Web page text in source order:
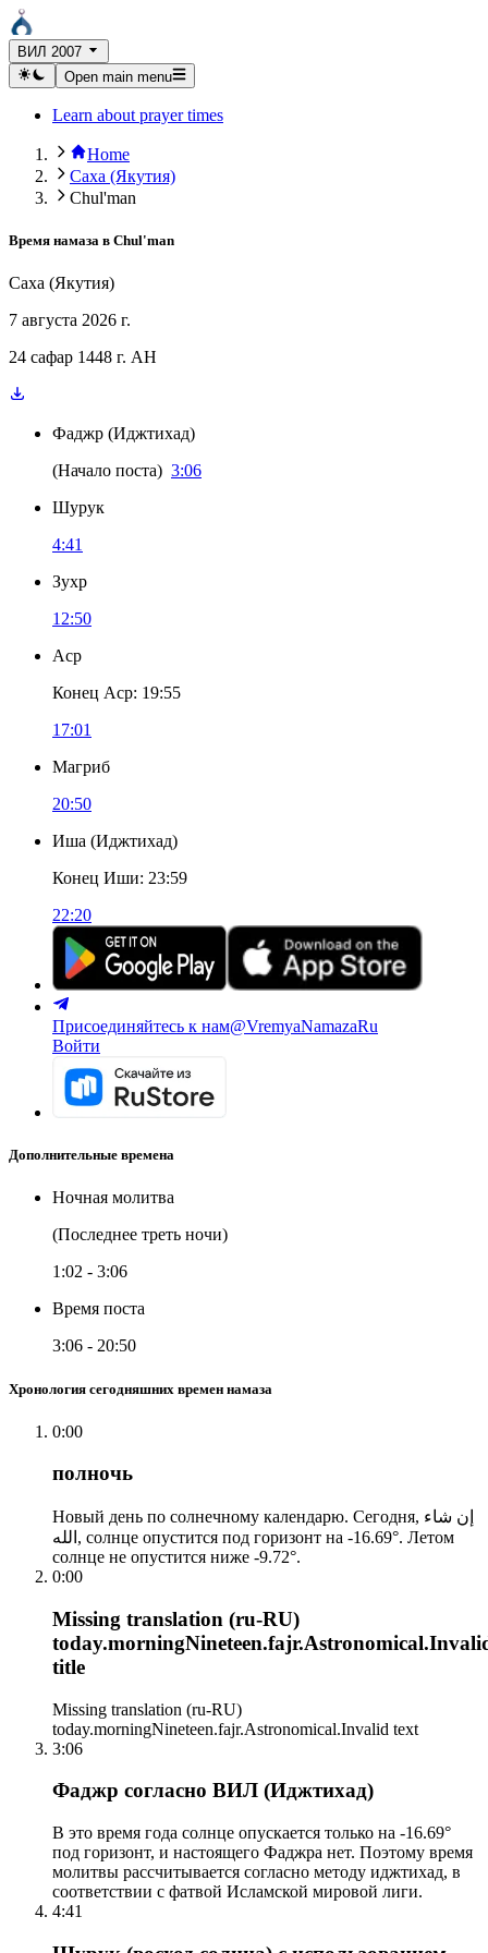
ВИЛ 2007
Open main menu
Learn about prayer times
Home
Саха (Якутия)
Chul'man
Время намаза в Chul'man
Саха (Якутия)
7 августа 2026 г.
24 сафар 1448 г. AH
Фаджр (Иджтихад)
(Начало поста) 3:06
Шурук
4:41
Зухр
12:50
Аср
Конец Аср: 19:55
17:01
Магриб
20:50
Иша (Иджтихад)
Конец Иши: 23:59
22:20
Присоединяйтесь к нам@VremyaNamazaRu
Войти
Дополнительные времена
Ночная молитва
(Последнее треть ночи)
1:02 - 3:06
Время поста
3:06 - 20:50
Хронология сегодняшних времен намаза
0:00
полночь
Новый день по солнечному календарю. Сегодня, إن شاء
الله, солнце опустится под горизонт на -16.69°. Летом
солнце не опустится ниже -9.72°.
0:00
Missing translation (ru-RU)
title
Missing translation (ru-RU)
today.morningNineteen.fajr.Astronomical.Invalid text
3:06
Фаджр согласно ВИЛ (Иджтихад)
В это время года солнце опускается только на -16.69°
под горизонт, и настоящего Фаджра нет. Поэтому время
молитвы рассчитывается согласно методу иджтихад, в
соответствии с фатвой Исламской мировой лиги.
4:41